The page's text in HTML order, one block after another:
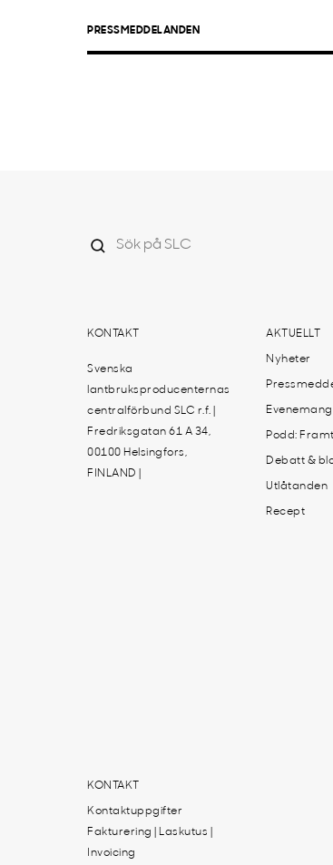
PRESSMEDDELANDEN
KONTAKT
Svenska
lantbruksproducenternas
centralförbund SLC r.f. |
Fredriksgatan 61 A 34,
00100 Helsingfors,
FINLAND |
AKTUELLT
Nyheter
Evenemang
Podd:
Debatt &
Utlåtanden
Recept
KONTAKT
Kontaktuppgifter
Fakturering | Laskutus |
Invoicing